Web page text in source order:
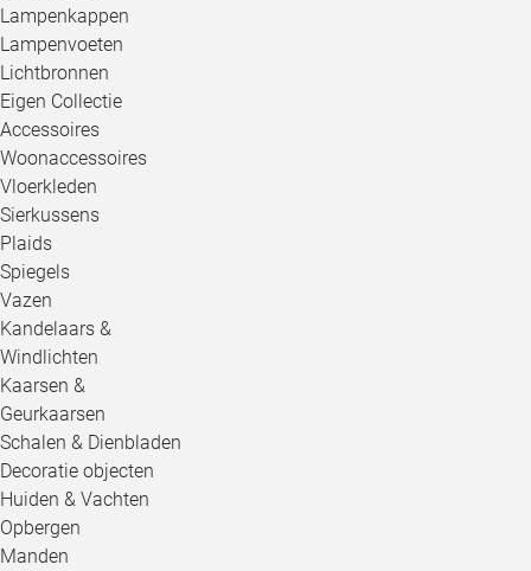
Lampenkappen
Lampenvoeten
Lichtbronnen
Eigen Collectie
Accessoires
Woonaccessoires
Vloerkleden
Sierkussens
Plaids
Spiegels
Vazen
Kandelaars &
Windlichten
Kaarsen &
Geurkaarsen
Schalen & Dienbladen
Decoratie objecten
Huiden & Vachten
Opbergen
Manden